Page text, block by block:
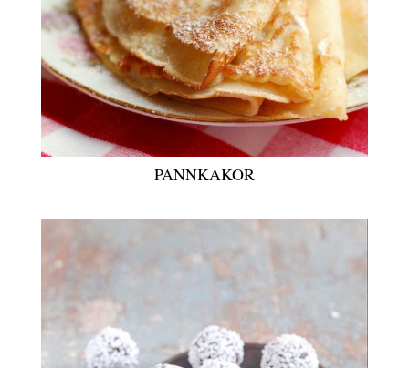
PANNKAKOR